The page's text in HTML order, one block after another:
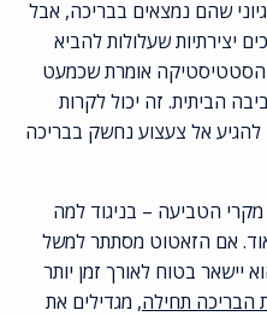
שהם נמצאים בבריכה, אבל
יצירתיות שעלולות להביא
הסטטיסטיקה אומרת שכמעט
הביתית. זה יכול לקרות
להגיע אל צעצוע נחשק בבריכה
הטביעה – בניגוד למה
אם הזאטוט מסתתר למשל
בטוח לאורך זמן יותר
הבריכה תחילה, מגדילים את